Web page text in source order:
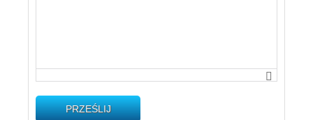
PRZEŚLIJ